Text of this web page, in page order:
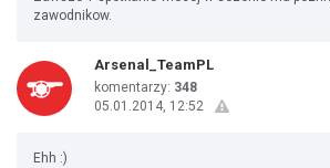
zawodnikow.
Arsenal_TeamPL
komentarzy: 348
05.01.2014, 12:52
Ehh :)